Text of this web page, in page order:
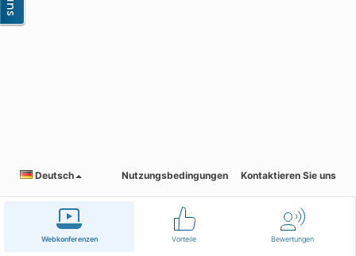
Webkonferenzen Vorteile Bewertungen
Deutsch Nutzungsbedingungen Kontaktieren Sie uns